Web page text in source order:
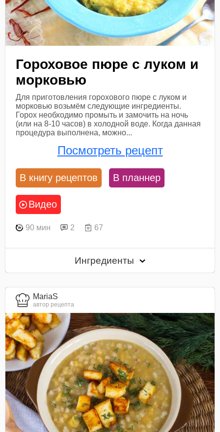
Гороховое пюре с луком и
морковью
Для приготовления горохового пюре с луком и
морковью возьмём следующие ингредиенты.
Горох необходимо промыть и замочить на ночь
(или на 8-10 часов) в холодной воде. Когда данная
процедура выполнена, можно...
Посмотреть рецепт
В книгу рецептов В планнер
Видео
90 мин 2 67
Ингредиенты
MariaS
автор рецепта